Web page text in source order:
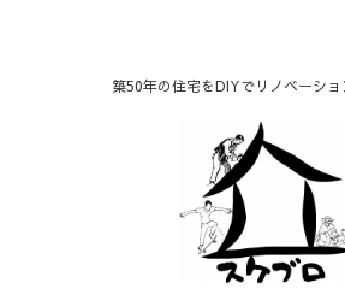
築50年の住宅をDIYでリノベーショ